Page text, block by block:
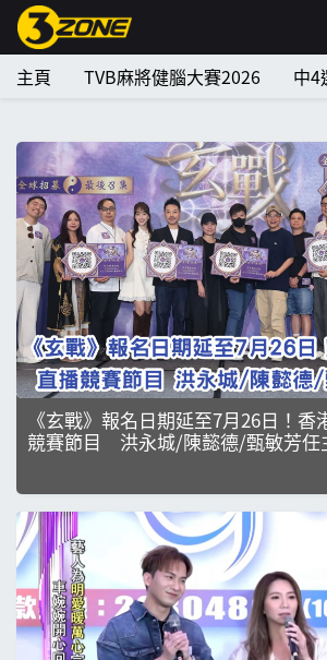
主頁
TVB麻將健腦大賽2026 中4
《玄戰》報名日期延至7月26日！
競賽節目 洪永城/陳懿德/甄敏芳任